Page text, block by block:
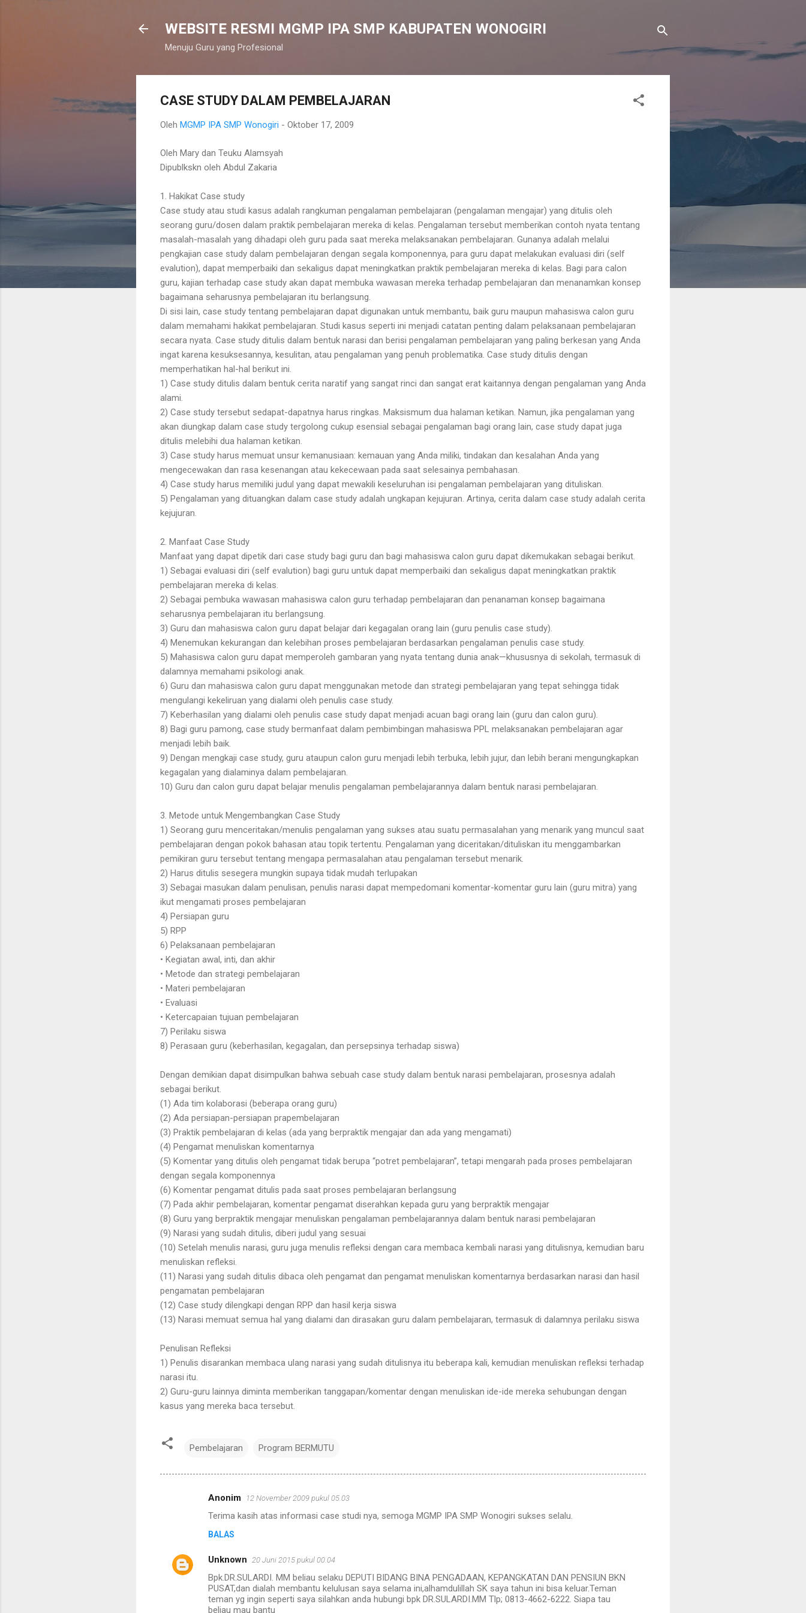
WEBSITE RESMI MGMP IPA SMP KABUPATEN WONOGIRI
Menuju Guru yang Profesional
CASE STUDY DALAM PEMBELAJARAN
Oleh MGMP IPA SMP Wonogiri - Oktober 17, 2009
Oleh Mary dan Teuku Alamsyah
Dipublkskn oleh Abdul Zakaria
1. Hakikat Case study
Case study atau studi kasus adalah rangkuman pengalaman pembelajaran (pengalaman mengajar) yang ditulis oleh
seorang guru/dosen dalam praktik pembelajaran mereka di kelas. Pengalaman tersebut memberikan contoh nyata tentang
masalah-masalah yang dihadapi oleh guru pada saat mereka melaksanakan pembelajaran. Gunanya adalah melalui
pengkajian case study dalam pembelajaran dengan segala komponennya, para guru dapat melakukan evaluasi diri (self
evalution), dapat memperbaiki dan sekaligus dapat meningkatkan praktik pembelajaran mereka di kelas. Bagi para calon
guru, kajian terhadap case study akan dapat membuka wawasan mereka terhadap pembelajaran dan menanamkan konsep
bagaimana seharusnya pembelajaran itu berlangsung.
Di sisi lain, case study tentang pembelajaran dapat digunakan untuk membantu, baik guru maupun mahasiswa calon guru
dalam memahami hakikat pembelajaran. Studi kasus seperti ini menjadi catatan penting dalam pelaksanaan pembelajaran
secara nyata. Case study ditulis dalam bentuk narasi dan berisi pengalaman pembelajaran yang paling berkesan yang Anda
ingat karena kesuksesannya, kesulitan, atau pengalaman yang penuh problematika. Case study ditulis dengan
memperhatikan hal-hal berikut ini.
1) Case study ditulis dalam bentuk cerita naratif yang sangat rinci dan sangat erat kaitannya dengan pengalaman yang Anda
alami.
2) Case study tersebut sedapat-dapatnya harus ringkas. Maksismum dua halaman ketikan. Namun, jika pengalaman yang
akan diungkap dalam case study tergolong cukup esensial sebagai pengalaman bagi orang lain, case study dapat juga
ditulis melebihi dua halaman ketikan.
3) Case study harus memuat unsur kemanusiaan: kemauan yang Anda miliki, tindakan dan kesalahan Anda yang
mengecewakan dan rasa kesenangan atau kekecewaan pada saat selesainya pembahasan.
4) Case study harus memiliki judul yang dapat mewakili keseluruhan isi pengalaman pembelajaran yang dituliskan.
5) Pengalaman yang dituangkan dalam case study adalah ungkapan kejujuran. Artinya, cerita dalam case study adalah cerita
kejujuran.
2. Manfaat Case Study
Manfaat yang dapat dipetik dari case study bagi guru dan bagi mahasiswa calon guru dapat dikemukakan sebagai berikut.
1) Sebagai evaluasi diri (self evalution) bagi guru untuk dapat memperbaiki dan sekaligus dapat meningkatkan praktik
pembelajaran mereka di kelas.
2) Sebagai pembuka wawasan mahasiswa calon guru terhadap pembelajaran dan penanaman konsep bagaimana
seharusnya pembelajaran itu berlangsung.
3) Guru dan mahasiswa calon guru dapat belajar dari kegagalan orang lain (guru penulis case study).
4) Menemukan kekurangan dan kelebihan proses pembelajaran berdasarkan pengalaman penulis case study.
5) Mahasiswa calon guru dapat memperoleh gambaran yang nyata tentang dunia anak—khususnya di sekolah, termasuk di
dalamnya memahami psikologi anak.
6) Guru dan mahasiswa calon guru dapat menggunakan metode dan strategi pembelajaran yang tepat sehingga tidak
mengulangi kekeliruan yang dialami oleh penulis case study.
7) Keberhasilan yang dialami oleh penulis case study dapat menjadi acuan bagi orang lain (guru dan calon guru).
8) Bagi guru pamong, case study bermanfaat dalam pembimbingan mahasiswa PPL melaksanakan pembelajaran agar
menjadi lebih baik.
9) Dengan mengkaji case study, guru ataupun calon guru menjadi lebih terbuka, lebih jujur, dan lebih berani mengungkapkan
kegagalan yang dialaminya dalam pembelajaran.
10) Guru dan calon guru dapat belajar menulis pengalaman pembelajarannya dalam bentuk narasi pembelajaran.
3. Metode untuk Mengembangkan Case Study
1) Seorang guru menceritakan/menulis pengalaman yang sukses atau suatu permasalahan yang menarik yang muncul saat
pembelajaran dengan pokok bahasan atau topik tertentu. Pengalaman yang diceritakan/dituliskan itu menggambarkan
pemikiran guru tersebut tentang mengapa permasalahan atau pengalaman tersebut menarik.
2) Harus ditulis sesegera mungkin supaya tidak mudah terlupakan
3) Sebagai masukan dalam penulisan, penulis narasi dapat mempedomani komentar-komentar guru lain (guru mitra) yang
ikut mengamati proses pembelajaran
4) Persiapan guru
5) RPP
6) Pelaksanaan pembelajaran
• Kegiatan awal, inti, dan akhir
• Metode dan strategi pembelajaran
• Materi pembelajaran
• Evaluasi
• Ketercapaian tujuan pembelajaran
7) Perilaku siswa
8) Perasaan guru (keberhasilan, kegagalan, dan persepsinya terhadap siswa)
Dengan demikian dapat disimpulkan bahwa sebuah case study dalam bentuk narasi pembelajaran, prosesnya adalah
sebagai berikut.
(1) Ada tim kolaborasi (beberapa orang guru)
(2) Ada persiapan-persiapan prapembelajaran
(3) Praktik pembelajaran di kelas (ada yang berpraktik mengajar dan ada yang mengamati)
(4) Pengamat menuliskan komentarnya
(5) Komentar yang ditulis oleh pengamat tidak berupa “potret pembelajaran”, tetapi mengarah pada proses pembelajaran
dengan segala komponennya
(6) Komentar pengamat ditulis pada saat proses pembelajaran berlangsung
(7) Pada akhir pembelajaran, komentar pengamat diserahkan kepada guru yang berpraktik mengajar
(8) Guru yang berpraktik mengajar menuliskan pengalaman pembelajarannya dalam bentuk narasi pembelajaran
(9) Narasi yang sudah ditulis, diberi judul yang sesuai
(10) Setelah menulis narasi, guru juga menulis refleksi dengan cara membaca kembali narasi yang ditulisnya, kemudian baru
menuliskan refleksi.
(11) Narasi yang sudah ditulis dibaca oleh pengamat dan pengamat menuliskan komentarnya berdasarkan narasi dan hasil
pengamatan pembelajaran
(12) Case study dilengkapi dengan RPP dan hasil kerja siswa
(13) Narasi memuat semua hal yang dialami dan dirasakan guru dalam pembelajaran, termasuk di dalamnya perilaku siswa
Penulisan Refleksi
1) Penulis disarankan membaca ulang narasi yang sudah ditulisnya itu beberapa kali, kemudian menuliskan refleksi terhadap
narasi itu.
2) Guru-guru lainnya diminta memberikan tanggapan/komentar dengan menuliskan ide-ide mereka sehubungan dengan
kasus yang mereka baca tersebut.
Pembelajaran Program BERMUTU
e
n
Anonim 12 November 2009 pukul 05.03
Terima kasih atas informasi case studi nya, semoga MGMP IPA SMP Wonogiri sukses selalu.
BALAS
Unknown 20 Juni 2015 pukul 00.04
Bpk.DR.SULARDI. MM beliau selaku DEPUTI BIDANG BINA PENGADAAN, KEPANGKATAN DAN PENSIUN BKN
PUSAT,dan dialah membantu kelulusan saya selama ini,alhamdulillah SK saya tahun ini bisa keluar.Teman
teman yg ingin seperti saya silahkan anda hubungi bpk DR.SULARDI.MM Tlp; 0813-4662-6222. Siapa tau
beliau mau bantu